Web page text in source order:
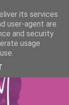
its services
user-agent are
and security
usage